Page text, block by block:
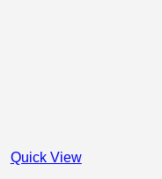
Quick View